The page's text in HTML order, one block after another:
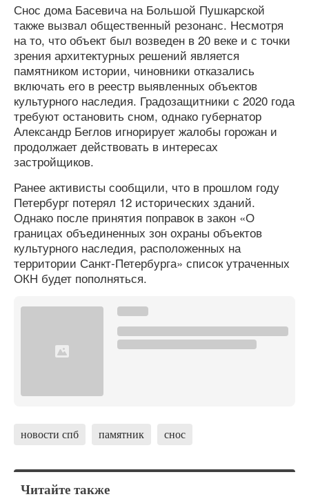
Снос дома Басевича на Большой Пушкарской
также вызвал общественный резонанс. Несмотря
на то, что объект был возведен в 20 веке и с точки
зрения архитектурных решений является
памятником истории, чиновники отказались
включать его в реестр выявленных объектов
культурного наследия. Градозащитники с 2020 года
требуют остановить сном, однако губернатор
Александр Беглов игнорирует жалобы горожан и
продолжает действовать в интересах
застройщиков.
Ранее активисты сообщили, что в прошлом году
Петербург потерял 12 исторических зданий.
Однако после принятия поправок в закон «О
границах объединенных зон охраны объектов
культурного наследия, расположенных на
территории Санкт-Петербурга» список утраченных
ОКН будет пополняться.
новости спб памятник снос
Читайте также